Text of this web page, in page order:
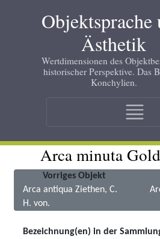
Objektsprache
Ästhetik
Wertdimensionen des
historischer Perspektive. Das
Konchylien.
Arca minuta
Vorriges Objekt
Arca antiqua Ziethen, C.
H. von.
Bezeichnung(en) in der